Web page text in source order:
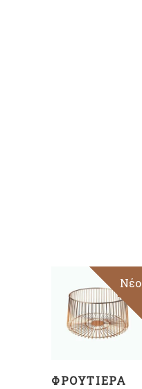
Sale
Νέο
ΠΡΟΣΘΉΚΗ
ΣΤΟ
ΚΑΛΆΘΙ
ΦΡΟΥΤΙΈΡΑ